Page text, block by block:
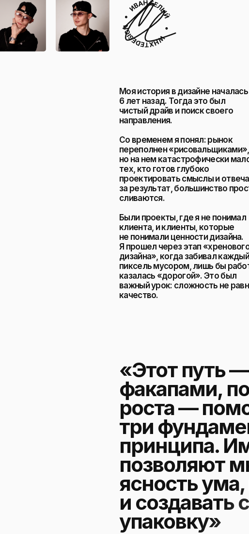
Моя история в дизайне началась
6 лет назад. Тогда это был
чистый драйв и поиск своего
направления.
Со временем я понял: рынок
переполнен «рисовальщиками»,
но на нем катастрофически
тех, кто готов глубоко
проектировать смыслы и
за результат, большинство
сливаются.
Были проекты, где я не понимал
клиента, и клиенты, которые
не понимали ценности дизайна.
Я прошел через этап
дизайна», когда забивал каждый
пиксель мусором, лишь бы
казалась «дорогой». Это был
важный урок: сложность не
качество.
«Этот путь
факапами,
роста —
три
принципа.
позволяют
ясность
и
упаковку»